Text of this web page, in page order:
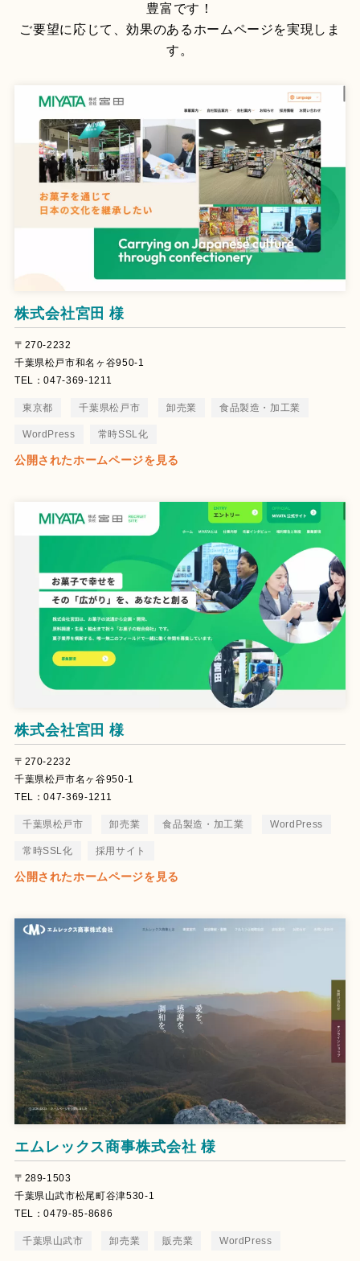
豊富です！
ご要望に応じて、効果のあるホームページを実現しま
す。
株式会社宮田 様
〒270-2232
千葉県松戸市和名ヶ谷950-1
TEL：047-369-1211
東京都 千葉県松戸市 卸売業 食品製造・加工業
WordPress 常時SSL化
公開されたホームページを見る
株式会社宮田 様
〒270-2232
千葉県松戸市名ヶ谷950-1
TEL：047-369-1211
千葉県松戸市 卸売業 食品製造・加工業 WordPress
常時SSL化 採用サイト
公開されたホームページを見る
エムレックス商事株式会社 様
〒289-1503
千葉県山武市松尾町谷津530-1
TEL：0479-85-8686
千葉県山武市 卸売業 販売業 WordPress